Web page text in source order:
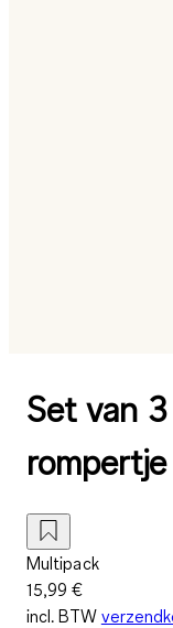
Set van
rompertje
Multipack
15,99 €
incl. BTW